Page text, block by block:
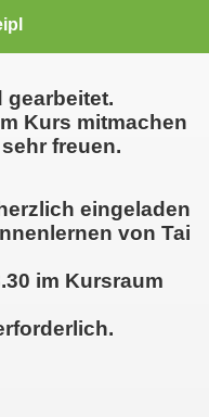
gearbeitet.
Kurs mitmachen
freuen.
eingeladen
von Tai
im Kursraum